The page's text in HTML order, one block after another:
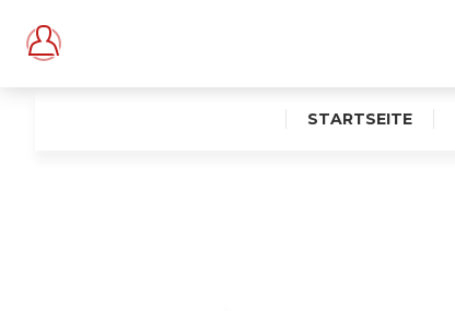
STARTSEITE